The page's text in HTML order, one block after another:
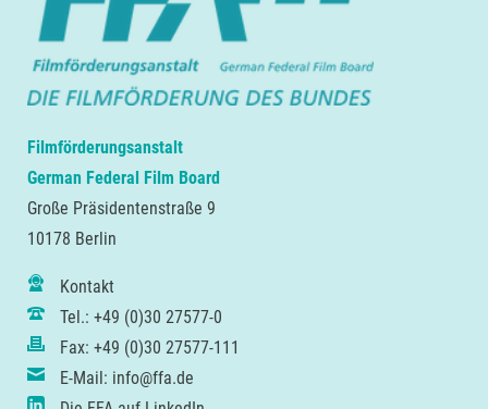
Filmförderungsanstalt
German Federal Film Board
Große Präsidentenstraße 9
10178 Berlin
Kontakt
Tel.: +49 (0)30 27577-0
Fax: +49 (0)30 27577-111
E-Mail: info@ffa.de